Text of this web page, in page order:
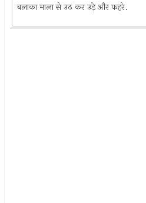
बलाका माला से उठ कर उड़े और फहरे.